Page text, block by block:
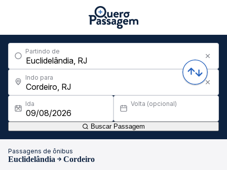
Partindo de
Indo para
Ida Volta (opcional)
Buscar Passagem
Passagens de ônibus
Euclidelândia Cordeiro